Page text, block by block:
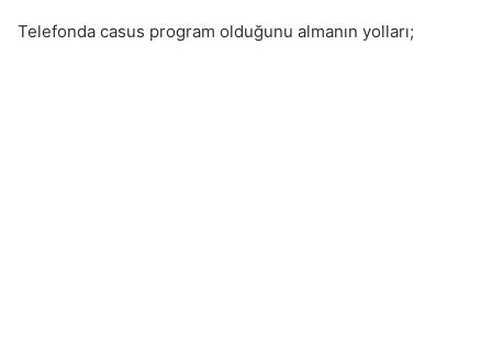
Telefonda casus program olduğunu almanın yolları;